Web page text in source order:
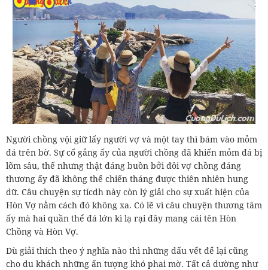
Người chồng vội giữ lấy người vợ và một tay thì bám vào mỏm
đá trên bờ. Sự cố gắng ấy của người chồng đã khiến mỏm đá bị
lõm sâu, thế nhưng thật đáng buồn bởi đôi vợ chồng đáng
thương ấy đã không thể chiến tháng được thiên nhiên hung
dữ. Câu chuyện sự tícdh này còn lý giải cho sự xuất hiện của
Hòn Vợ nằm cách đó không xa. Có lẽ vì câu chuyện thương tâm
ấy mà hai quần thể đá lớn kì lạ rại đây mang cái tên Hòn
Chồng và Hòn Vợ.
Dù giải thích theo ý nghĩa nào thì những dấu vết để lại cũng
cho du khách những ấn tượng khó phai mờ. Tất cả dường như